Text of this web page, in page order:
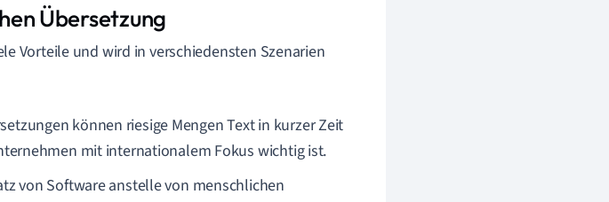
Übersetzung
Vorteile und wird in verschiedensten Szenarien
können riesige Mengen Text in kurzer Zeit
mit internationalem Fokus wichtig ist.
von Software anstelle von menschlichen